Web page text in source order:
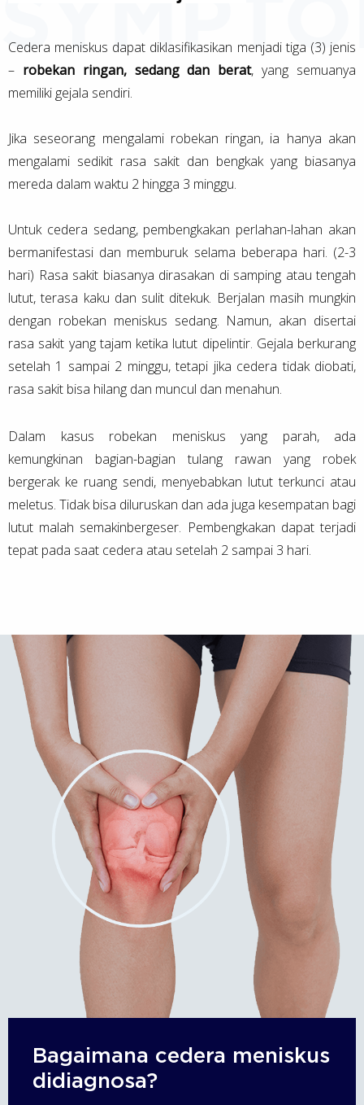
Cedera meniskus dapat diklasifikasikan menjadi tiga (3) jenis
– robekan ringan, sedang dan berat, yang semuanya
memiliki gejala sendiri.
Jika seseorang mengalami robekan ringan, ia hanya akan
mengalami sedikit rasa sakit dan bengkak yang biasanya
mereda dalam waktu 2 hingga 3 minggu.
Untuk cedera sedang, pembengkakan perlahan-lahan akan
bermanifestasi dan memburuk selama beberapa hari. (2-3
hari) Rasa sakit biasanya dirasakan di samping atau tengah
lutut, terasa kaku dan sulit ditekuk. Berjalan masih mungkin
dengan robekan meniskus sedang. Namun, akan disertai
rasa sakit yang tajam ketika lutut dipelintir. Gejala berkurang
setelah 1 sampai 2 minggu, tetapi jika cedera tidak diobati,
rasa sakit bisa hilang dan muncul dan menahun.
Dalam kasus robekan meniskus yang parah, ada
kemungkinan bagian-bagian tulang rawan yang robek
bergerak ke ruang sendi, menyebabkan lutut terkunci atau
meletus. Tidak bisa diluruskan dan ada juga kesempatan bagi
lutut malah semakinbergeser. Pembengkakan dapat terjadi
tepat pada saat cedera atau setelah 2 sampai 3 hari.
Bagaimana cedera meniskus
didiagnosa?